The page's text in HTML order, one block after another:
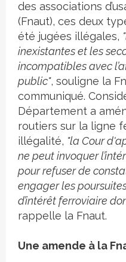
des associations
(Fnaut), ces deux
été jugées illégales,
inexistantes et les
incompatibles avec
public", souligne la
communiqué.
Département a
routiers sur la ligne
illégalité, "la Cour
ne peut invoquer
pour refuser de
engager les
d’intérêt ferroviaire
rappelle la Fnaut.
Une amende à la